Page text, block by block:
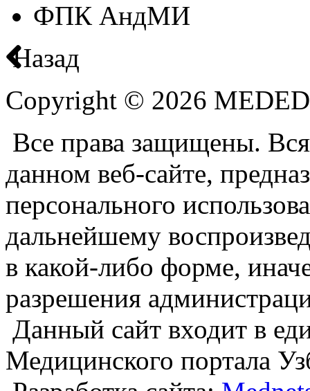
ФПК АндМИ
Назад
Copyright © 2026
Все права защищены.
данном веб-сайте,
персонального
дальнейшему
в какой-либо форме,
разрешения
Данный сайт входит в
Медицинского портала